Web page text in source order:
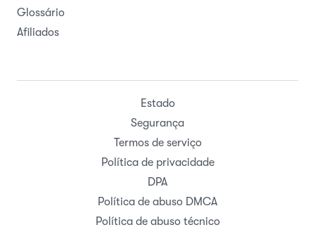
Glossário
Afiliados
Estado
Segurança
Termos de serviço
Política de privacidade
DPA
Política de abuso DMCA
Política de abuso técnico